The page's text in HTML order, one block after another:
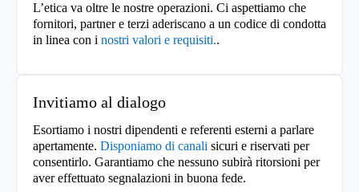
L’etica va oltre le nostre operazioni. Ci aspettiamo che
fornitori, partner e terzi aderiscano a un codice di condotta
in linea con i nostri valori e requisiti..
Invitiamo al dialogo
Esortiamo i nostri dipendenti e referenti esterni a parlare
apertamente. Disponiamo di canali sicuri e riservati per
consentirlo. Garantiamo che nessuno subirà ritorsioni per
aver effettuato segnalazioni in buona fede.